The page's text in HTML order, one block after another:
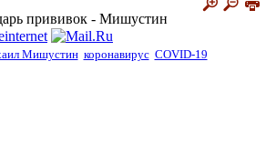
прививок - Мишустин
Мишустин коронавирус COVID-19